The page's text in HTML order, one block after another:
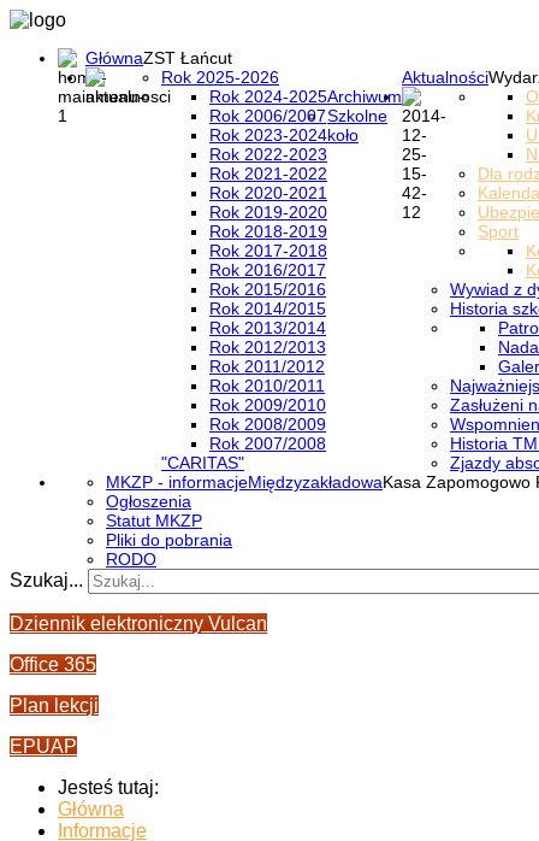
GłównaZST Łańcut
Aktualności
Rok 2025-2026
Archiwum
Rok 2024-2025
Rok 2006/2007
Rok 2023-2024
Rok 2022-2023
Rok 2021-2022
Rok 2020-2021
Rok 2019-2020
Rok 2018-2019
Rok 2017-2018
Rok 2016/2017
Rok 2015/2016
Rok 2014/2015
Rok 2013/2014
Rok 2012/2013
Rok 2011/2012
Rok 2010/2011
Rok 2009/2010
Rok 2008/2009
Rok 2007/2008
Szkolne
koło
"CARITAS"
Dla
Sport
Wywiad z
Historia
Zasłużeni
Historia
Zjazdy
MiędzyzakładowaKasa Zapomogowo
MKZP - informacje
Ogłoszenia
Statut MKZP
Pliki do pobrania
RODO
Szukaj...
Dziennik elektroniczny Vulcan
Office 365
Plan lekcji
EPUAP
Jesteś tutaj:
Główna
Informacje